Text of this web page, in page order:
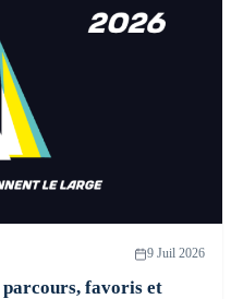
9 Juil 2026
parcours, favoris et